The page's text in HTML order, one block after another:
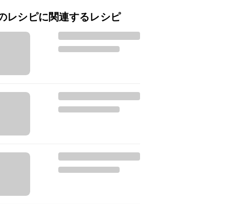
レシピに関連するレシピ